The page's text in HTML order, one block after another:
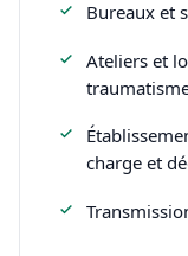
Bureaux et
Ateliers et
charge et